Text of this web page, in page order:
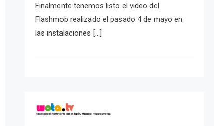
Finalmente tenemos listo el video del
Flashmob realizado el pasado 4 de mayo en
las instalaciones […]